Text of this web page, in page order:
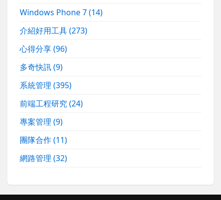
Windows Phone 7(14)
介紹好用工具(273)
心得分享(96)
多奇快訊(9)
系統管理(395)
前端工程研究(24)
專案管理(9)
團隊合作(11)
網路管理(32)